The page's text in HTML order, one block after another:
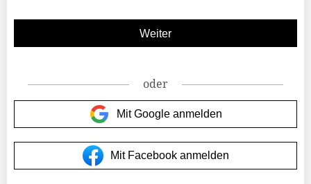
oder
Mit Google anmelden
Mit Facebook anmelden